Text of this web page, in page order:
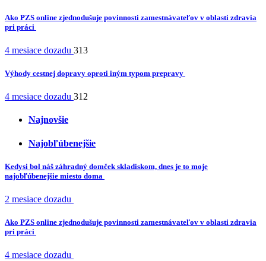
Ako PZS online zjednodušuje povinnosti zamestnávateľov v oblasti zdravia
pri práci
4 mesiace dozadu 313
Výhody cestnej dopravy oproti iným typom prepravy
4 mesiace dozadu 312
Najnovšie
Najobľúbenejšie
Kedysi bol náš záhradný domček skladiskom, dnes je to moje
najobľúbenejšie miesto doma
2 mesiace dozadu
Ako PZS online zjednodušuje povinnosti zamestnávateľov v oblasti zdravia
pri práci
4 mesiace dozadu